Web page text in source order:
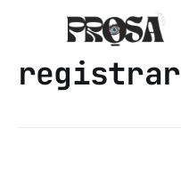
registrar